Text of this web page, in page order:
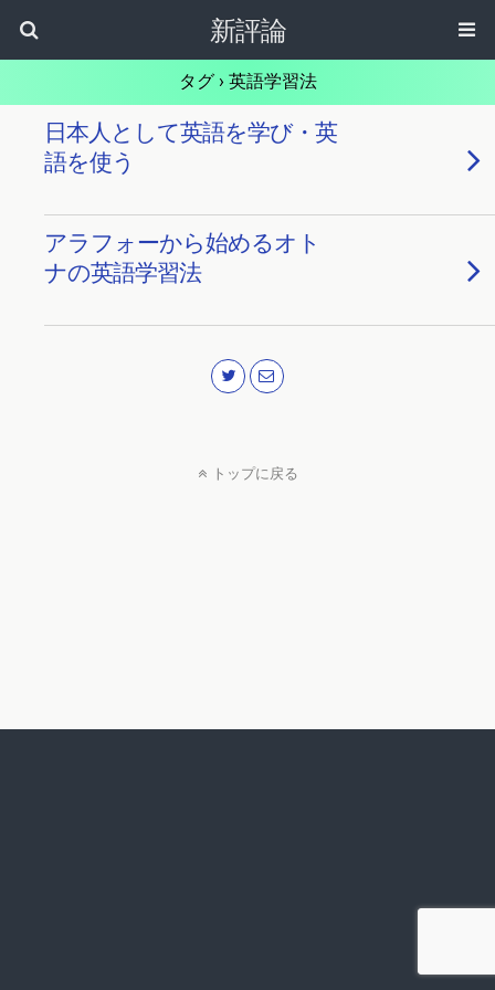
新評論
タグ › 英語学習法
日本人として英語を学び・英
語を使う
アラフォーから始めるオト
ナの英語学習法
トップに戻る